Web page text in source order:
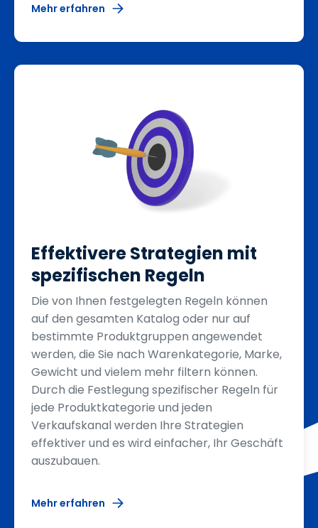
Mehr erfahren
Effektivere Strategien mit
spezifischen Regeln
Die von Ihnen festgelegten Regeln können
auf den gesamten Katalog oder nur auf
bestimmte Produktgruppen angewendet
werden, die Sie nach Warenkategorie, Marke,
Gewicht und vielem mehr filtern können.
Durch die Festlegung spezifischer Regeln für
jede Produktkategorie und jeden
Verkaufskanal werden Ihre Strategien
effektiver und es wird einfacher, Ihr Geschäft
auszubauen.
Mehr erfahren